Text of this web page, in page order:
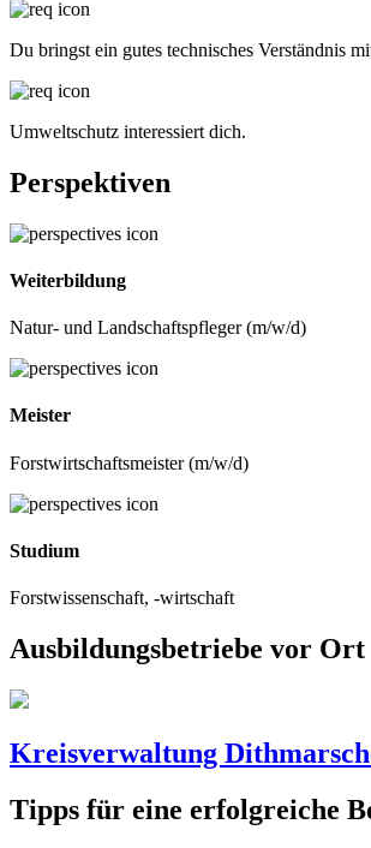
Du bringst ein gutes technisches Verständnis
Umweltschutz interessiert dich.
Perspektiven
Weiterbildung
Natur- und Landschaftspfleger (m/w/d)
Meister
Forstwirtschaftsmeister (m/w/d)
Studium
Forstwissenschaft, -wirtschaft
Ausbildungsbetriebe vor Ort
Kreisverwaltung
Tipps für eine erfolgreiche